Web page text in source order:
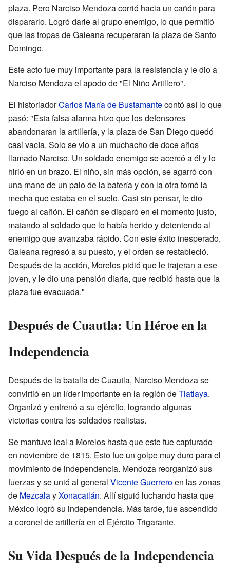
plaza. Pero Narciso Mendoza corrió hacia un cañón para
dispararlo. Logró darle al grupo enemigo, lo que permitió
que las tropas de Galeana recuperaran la plaza de Santo
Domingo.
Este acto fue muy importante para la resistencia y le dio a
Narciso Mendoza el apodo de "El Niño Artillero".
El historiadorCarlos María de Bustamantecontó así lo que
pasó: "Esta falsa alarma hizo que los defensores
abandonaran la artillería, y la plaza de San Diego quedó
casi vacía. Solo se vio a un muchacho de doce años
llamado Narciso. Un soldado enemigo se acercó a él y lo
hirió en un brazo. El niño, sin más opción, se agarró con
una mano de un palo de la batería y con la otra tomó la
mecha que estaba en el suelo. Casi sin pensar, le dio
fuego al cañón. El cañón se disparó en el momento justo,
matando al soldado que lo había herido y deteniendo al
enemigo que avanzaba rápido. Con este éxito inesperado,
Galeana regresó a su puesto, y el orden se restableció.
Después de la acción, Morelos pidió que le trajeran a ese
joven, y le dio una pensión diaria, que recibió hasta que la
plaza fue evacuada."
Después de Cuautla: Un Héroe en la
Independencia
Después de la batalla de Cuautla, Narciso Mendoza se
convirtió en un líder importante en la región deTlatlaya.
Organizó y entrenó a su ejército, logrando algunas
victorias contra los soldados realistas.
Se mantuvo leal a Morelos hasta que este fue capturado
en noviembre de 1815. Esto fue un golpe muy duro para el
movimiento de independencia. Mendoza reorganizó sus
fuerzas y se unió al general Vicente Guerreroen las zonas
de MezcalayXonacatlán. Allí siguió luchando hasta que
México logró su independencia. Más tarde, fue ascendido
a coronel de artillería en el Ejército Trigarante.
Su Vida Después de la Independencia